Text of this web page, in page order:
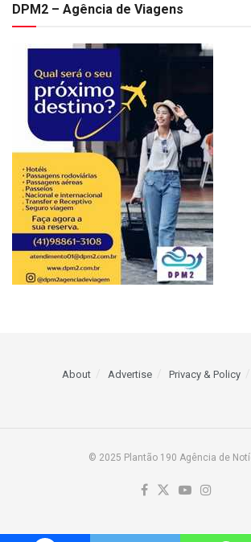
DPM2 – Agência de Viagens
About Advertise Privacy & Policy
© 2025 Plantão 190 Agência de